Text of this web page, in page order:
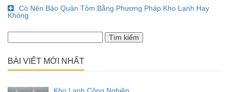
Có Nên Bảo Quản Tôm Bằng Phương Pháp Kho Lạnh Hay
Không
kiếm
BÀI VIẾT MỚI NHẤT